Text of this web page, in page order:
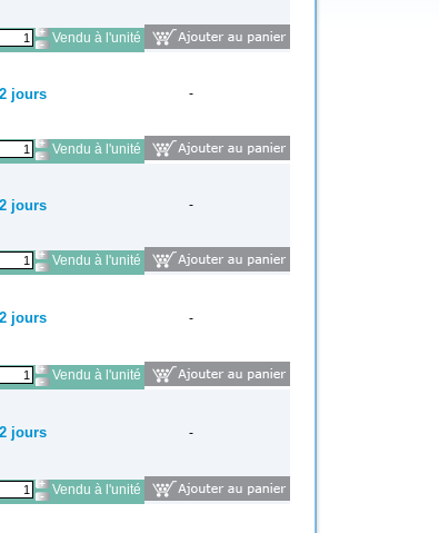
Vendu à l'unité
jours -
Vendu à l'unité
jours -
Vendu à l'unité
jours -
Vendu à l'unité
jours -
Vendu à l'unité